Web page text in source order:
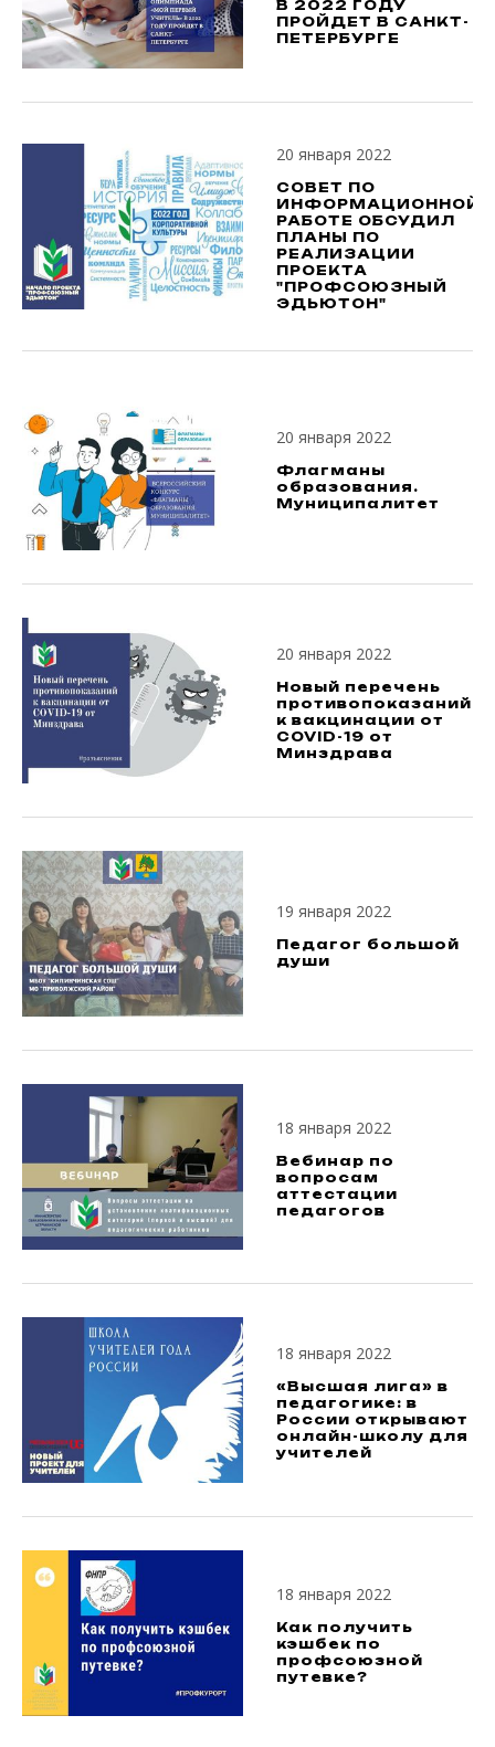
В 2022 ГОДУ
ПРОЙДЕТ В САНКТ-
ПЕТЕРБУРГЕ
20 января 2022
СОВЕТ ПО
ИНФОРМАЦИОННОЙ
РАБОТЕ ОБСУДИЛ
ПЛАНЫ ПО
РЕАЛИЗАЦИИ
ПРОЕКТА
"ПРОФСОЮЗНЫЙ
ЭДЬЮТОН"
20 января 2022
Флагманы
образования.
Муниципалитет
20 января 2022
Новый перечень
противопоказаний
к вакцинации от
COVID-19 от
Минздрава
19 января 2022
Педагог большой
души
18 января 2022
Вебинар по
вопросам
аттестации
педагогов
18 января 2022
«Высшая лига» в
педагогике: в
России открывают
онлайн-школу для
учителей
18 января 2022
Как получить
кэшбек по
профсоюзной
путевке?